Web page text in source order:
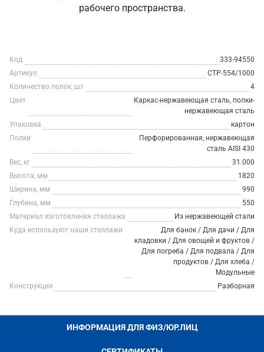
рабочего пространства.
Код
333-94550
Артикул
СТР-554/1000
Количество полок, шт
4
Цвет
Каркас-нержавеющая сталь, полки-
нержавеющая сталь
Упаковка
картон
Полки
Перфорированная, нержавеющая
сталь AISI 430
Вес, кг
31.000
Высота, мм
1820
Ширина, мм
990
Глубина, мм
550
Материал изготовления стеллажа
Из нержавеющей стали
Куда используют наши стеллажи
Для банок / Для дачи / Для
кладовки / Для овощей и фруктов /
Для погреба / Для подвала / Для
продуктов / Для хлеба /
Модульные
Конструкция
Разборная
ИНФОРМАЦИЯ ДЛЯ ФИЗ/ЮР.ЛИЦ